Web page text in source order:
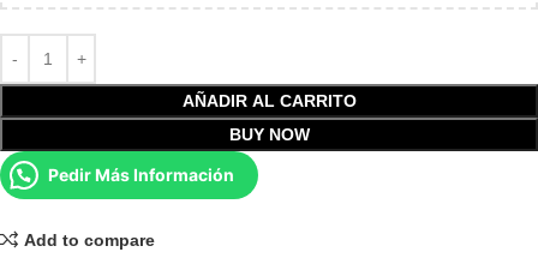
AÑADIR AL CARRITO
BUY NOW
Pedir Más Información
Add to compare